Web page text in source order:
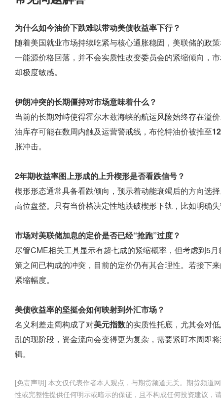
为什么如今油价下跌难以带动美债收益率下行？
随着美国就业市场持续吃紧与核心通胀稳固，美联储的政
一能源价格回落，并不会实质性改变委员会的紧缩倾向，
却极度敏感。
伊朗冲突的长期僵持对市场意味着什么？
当前的长期对峙使得霍尔木兹海峡的航运风险始终存在溢
油库存可能在数周内触及运营警戒线，布伦特油价被推至
胀冲击。
2年期收益率图上形成的上升楔形是否看跌信号？
楔形形态通常具备看跌倾向，预示着动能衰竭后的方向选
高位盘整。只有当价格决定性地跌破楔形下轨，比如明确
市场对美联储加息的定价是否已经“抢跑”过度？
尽管CME相关工具显示有超七成的紧缩概率，但考虑到5
策之间已构成的冲突，目前的定价仍有其合理性。若接下
紧缩幅度。
美债收益率的坚挺会如何映射到外汇市场？
名义利差走阔构成了对美元指数的实质性托底，尤其会对
乱的现阶段，资金流向会变得更为复杂，需要紧盯本周即
辑。
[免责声明] 本文仅代表作者本人观点，与期货频道无关。期货频道
性或完整性提供任何明示或暗示的保证，且不构成任何投资建议，